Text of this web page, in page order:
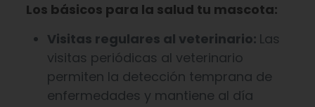
Los básicos para la salud tu mascota:
Visitas regulares al veterinario: Las
visitas periódicas al veterinario
permiten la detección temprana de
enfermedades y mantiene al día